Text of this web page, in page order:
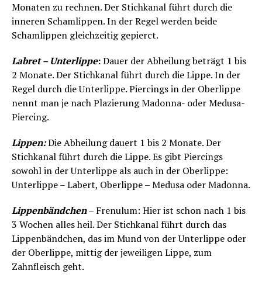
Monaten zu rechnen. Der Stichkanal führt durch die
inneren Schamlippen. In der Regel werden beide
Schamlippen gleichzeitig gepierct.
Labret – Unterlippe:Dauer der Abheilung beträgt 1 bis
2 Monate. Der Stichkanal führt durch die Lippe. In der
Regel durch die Unterlippe. Piercings in der Oberlippe
nennt man je nach Plazierung Madonna- oder Medusa-
Piercing.
Lippen:Die Abheilung dauert 1 bis 2 Monate. Der
Stichkanal führt durch die Lippe. Es gibt Piercings
sowohl in der Unterlippe als auch in der Oberlippe:
Unterlippe – Labert, Oberlippe – Medusa oder Madonna.
Lippenbändchen– Frenulum: Hier ist schon nach 1 bis
3 Wochen alles heil. Der Stichkanal führt durch das
Lippenbändchen, das im Mund von der Unterlippe oder
der Oberlippe, mittig der jeweiligen Lippe, zum
Zahnfleisch geht.